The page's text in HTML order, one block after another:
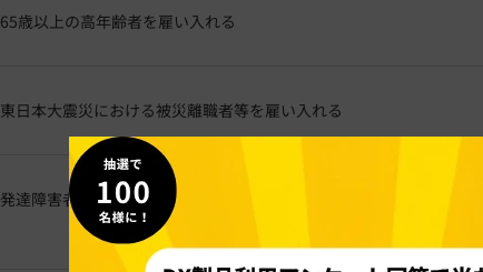
65歳以上の高年齢者を雇い入れる
東日本大震災における被災離職者等を雇い入れる
発達障害者または難病患者を雇い入れる